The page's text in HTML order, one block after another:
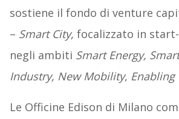
sostiene il fondo di venture
– Smart City, focalizzato in
negli ambiti Smart Energy,
Industry, New Mobility, Enabling
Le Officine Edison di Milano